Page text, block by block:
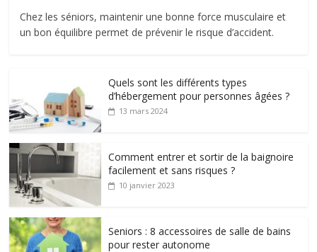
Chez les séniors, maintenir une bonne force musculaire et
un bon équilibre permet de prévenir le risque d’accident.
Quels sont les différents types
d’hébergement pour personnes âgées ?
13 mars 2024
Comment entrer et sortir de la baignoire
facilement et sans risques ?
10 janvier 2023
Seniors : 8 accessoires de salle de bains
pour rester autonome